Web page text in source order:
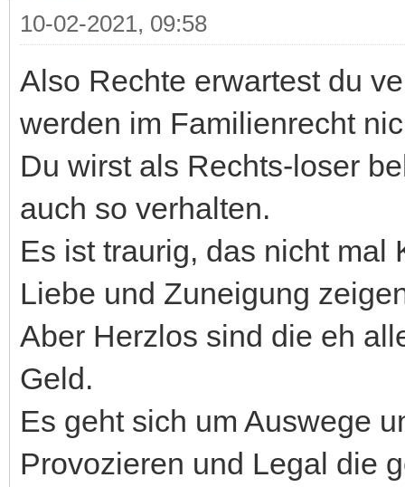
10-02-2021, 09:58
Also Rechte erwartest du
werden im Familienrecht
Du wirst als Rechts-loser
auch so verhalten.
Es ist traurig, das nicht mal
Liebe und Zuneigung
Aber Herzlos sind die eh
Geld.
Es geht sich um Auswege
Provozieren und Legal die